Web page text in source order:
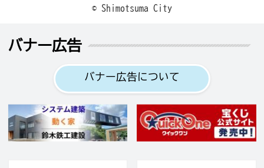
© Shimotsuma City
バナー広告
バナー広告について